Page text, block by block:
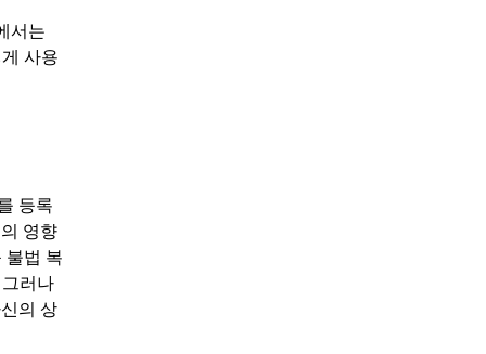
서는
사용
등록
영향
불법 복
러나
의 상